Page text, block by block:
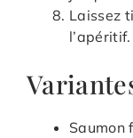
Laissez
l’apéritif.
Saumon